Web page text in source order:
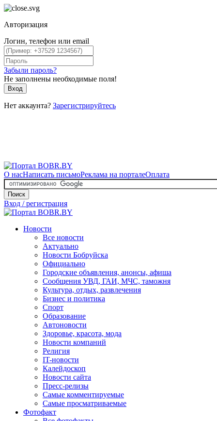
Авторизация
Логин, телефон или email
Забыли пароль?
Не заполнены необходимые поля!
Вход
Нет аккаунта? Зарегистрируйтесь
О насНаписать письмоРеклама на порталеОплата
Поиск
Вход / регистрация
Новости
Все новости
Актуально
Новости Бобруйска
Официально
Городские объявления, анонсы, афиша
Сообщения УВД, ГАИ, МЧС, таможня
Культура, отдых, развлечения
Бизнес и политика
Спорт
Образование
Автоновости
Здоровье, красота, мода
Новости компаний
Религия
IT-новости
Калейдоскоп
Новости сайта
Пресс-релизы
Самые комментируемые
Самые просматриваемые
Фотофакт